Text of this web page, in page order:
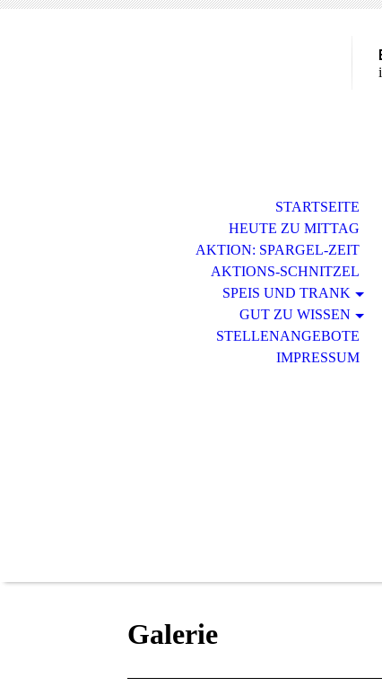
STARTSEITE
HEUTE ZU MITTAG
AKTION: SPARGEL-ZEIT
AKTIONS-SCHNITZEL
SPEIS UND TRANK
GUT ZU WISSEN
STELLENANGEBOTE
IMPRESSUM
Galerie